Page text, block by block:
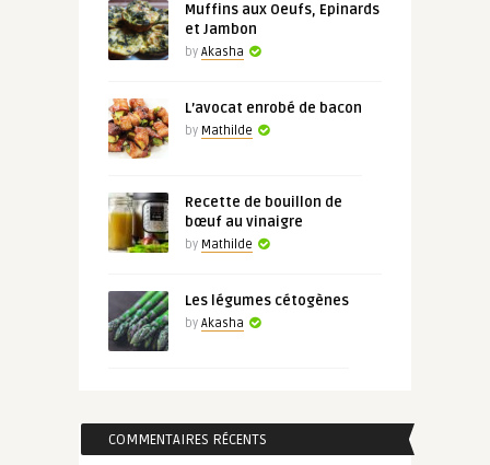
Muffins aux Oeufs, Epinards
et Jambon
by Akasha
L’avocat enrobé de bacon
by Mathilde
Recette de bouillon de
bœuf au vinaigre
by Mathilde
Les légumes cétogènes
by Akasha
COMMENTAIRES RÉCENTS